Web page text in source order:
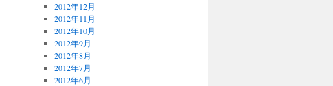
2012年12月
2012年11月
2012年10月
2012年9月
2012年8月
2012年7月
2012年6月